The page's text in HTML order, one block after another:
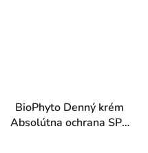
BioPhyto Denný krém
Absolútna ochrana SPF